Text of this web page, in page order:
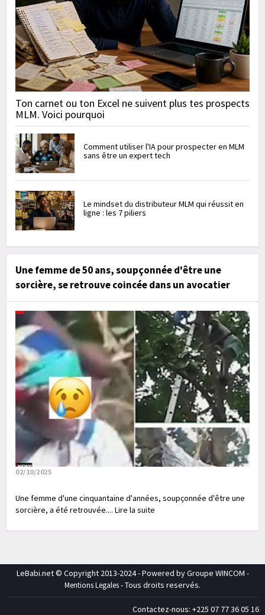
Ton carnet ou ton Excel ne suivent plus tes prospects
MLM. Voici pourquoi
Comment utiliser l'IA pour prospecter en MLM
sans être un expert tech
Le mindset du distributeur MLM qui réussit en
ligne : les 7 piliers
Une femme de 50 ans, soupçonnée d'être une
sorcière, se retrouve coincée dans un avocatier
02/10/2025
Une femme d'une cinquantaine d'années, soupçonnée d'être une
sorcière, a été retrouvée.... Lire la suite
LeBabi.net © Copyright 2013-2024 - Powered by Groupe WINCOM -
Mentions Legales- Tous droits reservés.
Contactez-nous: +225 07 77 36 05 16